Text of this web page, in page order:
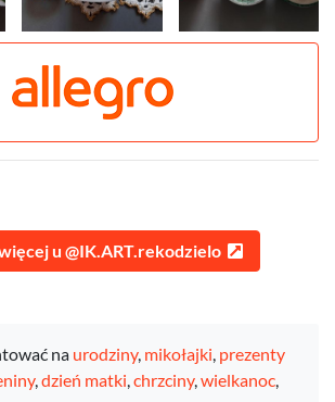
u @IK.ART.rekodzielo
na urodziny, mikołajki, prezenty
,dzień matki,chrzciny,wielkanoc,